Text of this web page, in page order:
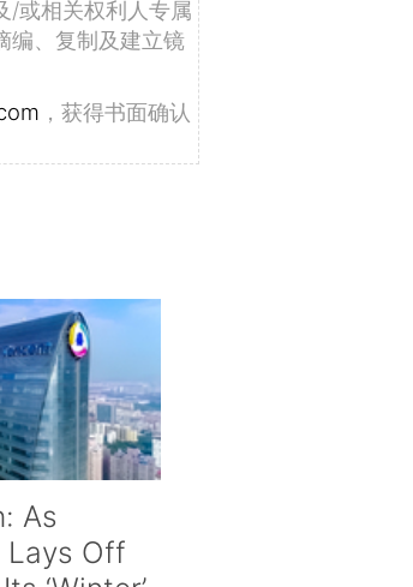
/或相关权利人专属
编、复制及建立镜
，获得书面确认
As
Lays Off